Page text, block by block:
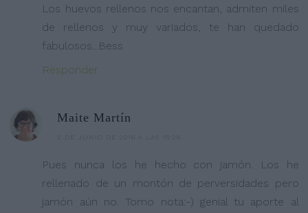
Los huevos rellenos nos encantan, admiten miles
de rellenos y muy variados, te han quedado
fabulosos...Bess
Responder
Maite Martín
Pues nunca los he hecho con jamón. Los he
rellenado de un montón de perversidades pero
jamón aún no. Tomo nota:-) genial tu aporte al